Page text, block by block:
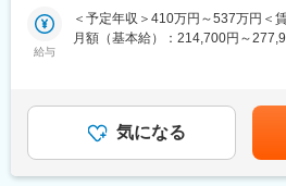
CRCの業務経験がない方でも、導
ルを身に着け、活躍いただくための
社員の8割が女性のため、女性が働
女性リーダー比率は50％強（日本
で活躍できる企業です。
・育休から復職後の短時間勤務制
【CRCのやりがい】
接聞けることもあります。患者様
と感謝の言葉をいただけたときの
給与
＜予定年収＞410万円～537万円＜
月額（基本給）：214,700円～
CRC手当・休日連絡対応手当■賞与
給：年1回（10月）※業績に応じ、
合あり（10月）■時間外・休日出勤
賃金はあくまでも目安の金額であ
気になる